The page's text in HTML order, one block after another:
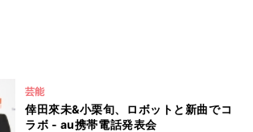
芸能
倖田來未&小栗旬、ロボットと新曲でコ
ラボ - au携帯電話発表会